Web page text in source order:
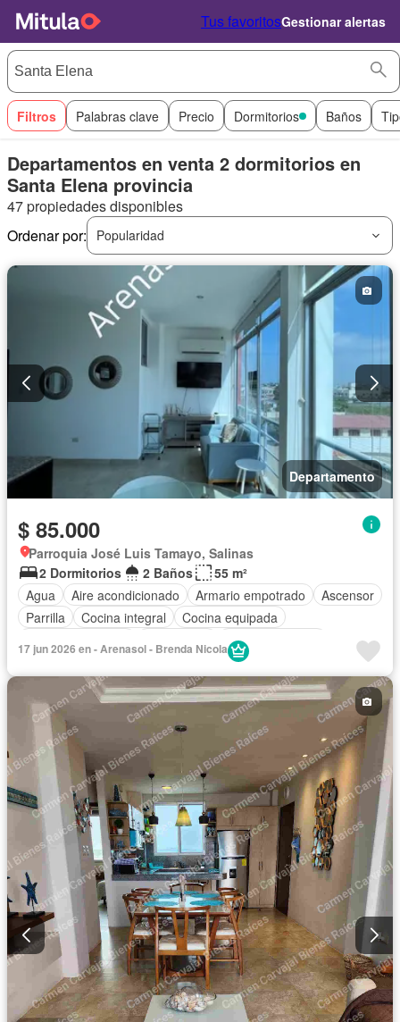
Tus favoritosGestionar alertas
Filtros Palabras clave Precio Dormitorios Baños
Departamentos en venta 2 dormitorios en
Santa Elena provincia
47 propiedades disponibles
Ordenar por:
Popularidad
Departamento
$ 85.000
Parroquia José Luis Tamayo, Salinas
2 Dormitorios
2 Baños
55 m²
Agua
Aire acondicionado Armario empotrado
Ascensor
Parrilla
Cocina integral
Cocina equipada
Estacionamiento
Garita de guardianía
Jardín
Seguridad Vista panorámica Wifi
17 jun 2026 en - Arenasol - Brenda Nicola